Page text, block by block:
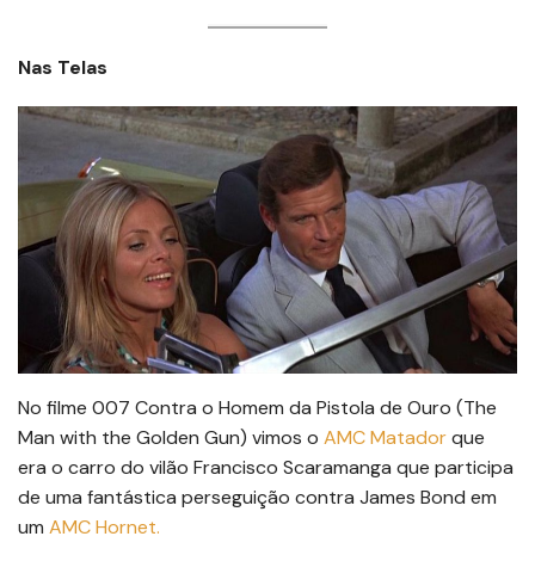
Nas Telas
No filme 007 Contra o Homem da Pistola de Ouro (The
Man with the Golden Gun) vimos o AMC Matadorque
era o carro do vilão Francisco Scaramanga que participa
de uma fantástica perseguição contra James Bond em
um AMC Hornet.